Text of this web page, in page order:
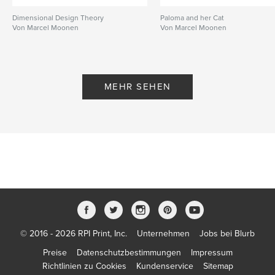
Dimensional Design Theory
Von Marcel Moonen
Paloma and her Cat
Von Marcel Moonen
MEHR SEHEN
© 2016 - 2026 RPI Print, Inc. Unternehmen
Jobs bei Blurb
Preise
Datenschutzbestimmungen
Impressum
Richtlinien zu Cookies
Kundenservice Sitemap